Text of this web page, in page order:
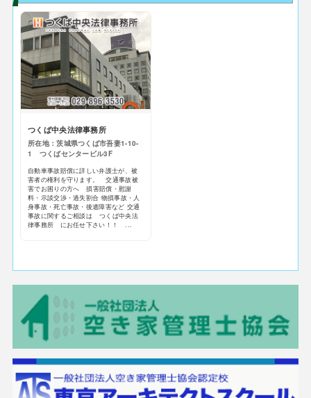
つくば中央法律事務所
所在地：茨城県つくば市吾妻1-10-
1 つくばセンタービル3F
自動車事故賠償に詳しい弁護士が、被
害者の権利を守ります。 交通事故被
害でお困りの方へ 損害賠償・慰謝
料・示談交渉・過失割合 物損事故・人
身事故・死亡事故・後遺障害など 交通
事故に関するご相談は つくば中央法
律事務所 にお任せ下さい！！ ...